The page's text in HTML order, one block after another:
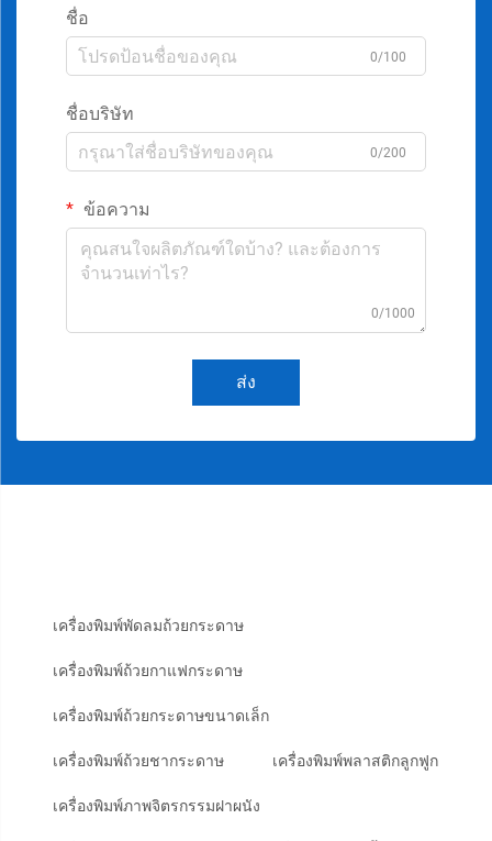
ชื่อ
0/100
ชื่อบริษัท
0/200
ข้อความ
0/1000
ส่ง
เครื่องพิมพ์พัดลมถ้วยกระดาษ
เครื่องพิมพ์ถ้วยกาแฟกระดาษ
เครื่องพิมพ์ถ้วยกระดาษขนาดเล็ก
เครื่องพิมพ์ถ้วยชากระดาษ เครื่องพิมพ์พลาสติกลูกฟูก
เครื่องพิมพ์ภาพจิตรกรรมฝาผนัง